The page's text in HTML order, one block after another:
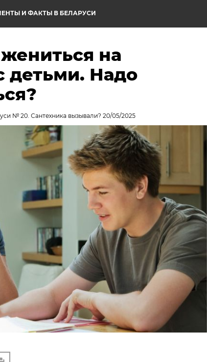
И ФАКТЫ В БЕЛАРУСИ
на
Надо
№ 20. Сантехника вызывали? 20/05/2025